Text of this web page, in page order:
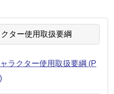
ター使用取扱要綱
ラクター使用取扱要綱 (P